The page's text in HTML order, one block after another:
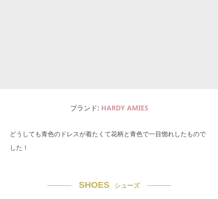
ブランド HARDY AMIES
どうしても青色のドレスが着たくて花柄と青色で一目惚れしたもので
した！
SHOES シューズ